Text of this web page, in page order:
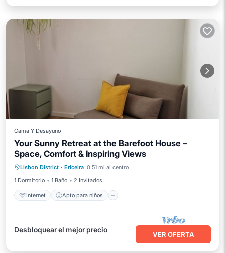
Cama Y Desayuno
Your Sunny Retreat at the Barefoot House –
Space, Comfort & Inspiring Views
Lisbon District · Ericeira 0.51 mi al centro
1 Dormitorio
1 Baño 2 Invitados
Internet Apto para niños
Internet Apto para niños
Ropa de cama
Desbloquear el mejor precio
VER OFERTA